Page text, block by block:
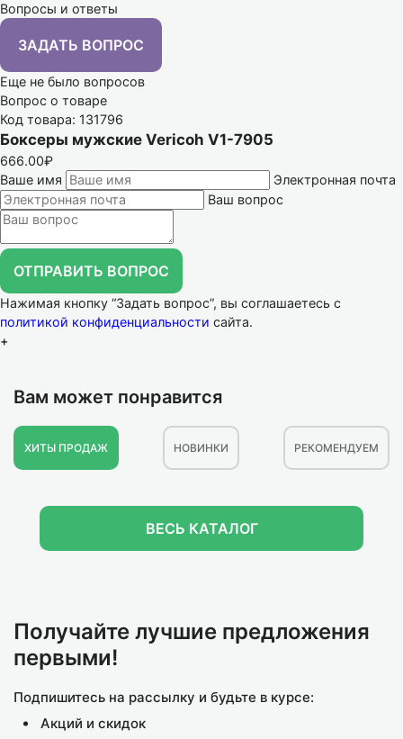
Вопросы и ответы
ЗАДАТЬ ВОПРОС
Еще не было вопросов
Вопрос о товаре
Код товара: 131796
Боксеры мужские Vericoh V1-7905
666.00₽
Ваше имя
Электронная почта
Ваш вопрос
ОТПРАВИТЬ ВОПРОС
Нажимая кнопку “Задать вопрос”, вы соглашаетесь с
политикой конфиденциальности сайта.
+
Вам может понравится
ХИТЫ ПРОДАЖ НОВИНКИ РЕКОМЕНДУЕМ
ВЕСЬ КАТАЛОГ
Получайте лучшие предложения
первыми!
Подпишитесь на рассылку и будьте в курсе:
Акций и скидок